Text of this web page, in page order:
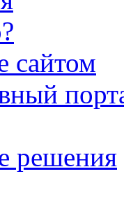
сайтом
решения